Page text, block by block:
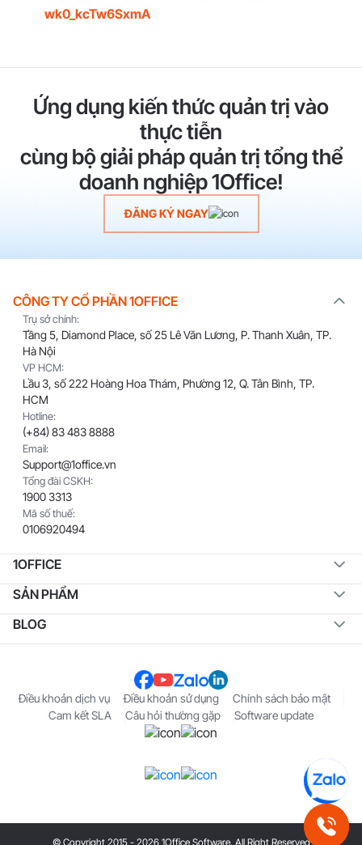
wk0_kcTw6SxmA
Ứng dụng kiến thức quản trị vào
thực tiễn
cùng bộ giải pháp quản trị tổng thể
doanh nghiệp 1Office!
ĐĂNG KÝ NGAY
CÔNG TY CỔ PHẦN 1OFFICE
Trụ sở chính:
Tầng 5, Diamond Place, số 25 Lê Văn Lương, P. Thanh Xuân, TP.
Hà Nội
VP HCM:
Lầu 3, số 222 Hoàng Hoa Thám, Phường 12, Q. Tân Bình, TP.
HCM
Hotline:
(+84) 83 483 8888
Email:
Support@1office.vn
Tổng đài CSKH:
1900 3313
Mã số thuế:
0106920494
1OFFICE
SẢN PHẨM
BLOG
Điều khoản dịch vụ Điều khoản sử dụng
Chính sách bảo mật
Cam kết SLA
Câu hỏi thường gặp Software update
© Copyright 2015 - 2026 1Office Software. All Right Reserved